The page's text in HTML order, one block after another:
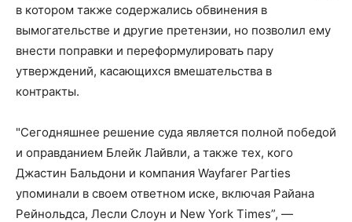
в котором также содержались обвинения в
вымогательстве и другие претензии, но позволил ему
внести поправки и переформулировать пару
утверждений, касающихся вмешательства в
контракты.
"Сегодняшнее решение суда является полной победой
и оправданием Блейк Лайвли, а также тех, кого
Джастин Бальдони и компания Wayfarer Parties
упоминали в своем ответном иске, включая Райана
Рейнольдса, Лесли Слоун и New York Times”, —